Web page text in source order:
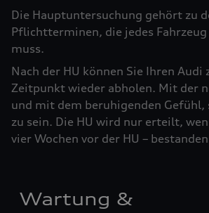
Die Hauptuntersuchung gehört zu
Pflichtterminen, die jedes
muss.
Nach der HU können Sie Ihren
Zeitpunkt wieder abholen. Mit der
und mit dem beruhigenden Gefühl,
zu sein. Die HU wird nur erteilt,
vier ­Woch­en vor der HU –
Wartung &